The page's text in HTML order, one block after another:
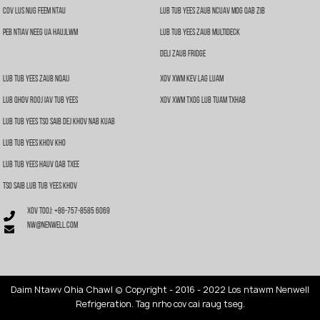
Cov Lus Nug Feem Ntau
Peb Ntiav Neeg Ua Haujlwm
Lub Tub Yees Zaub Ncuav Mog Qab Zib
Lub Tub Yees Zaub Multideck
Deli Zaub Fridge
Lub Tub Yees Zaub Nqaij
Lub Qhov Rooj Iav Tub Yees
Lub Tub Yees Tso Saib Dej Khov Nab Kuab
Lub Tub Yees Khov Kho
Lub Tub Yees Hauv Qab Txee
Tso Saib Lub Tub Yees Khov
Xov Xwm Kev Lag Luam
Xov Xwm Txog Lub Tuam Txhab
Xov tooj: +86-757-8585 6069
nw@nenwell.com
Daim Ntawv Qhia Chaw| © Copyright - 2016 - 2022 Los ntawm Nenwell
Refrigeration. Tag nrho cov cai raug tseg.